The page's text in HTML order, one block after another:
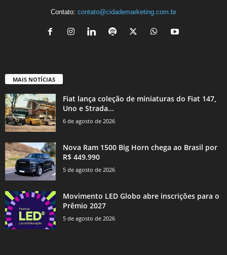
Contato: contato@cidademarketing.com.br
MAIS NOTÍCIAS
Fiat lança coleção de miniaturas do Fiat 147,
Uno e Strada...
6 de agosto de 2026
Nova Ram 1500 Big Horn chega ao Brasil por
R$ 449.990
5 de agosto de 2026
Movimento LED Globo abre inscrições para o
Prêmio 2027
5 de agosto de 2026